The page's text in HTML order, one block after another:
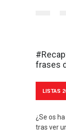
frases
LISTAS
¿Se os
tras ver